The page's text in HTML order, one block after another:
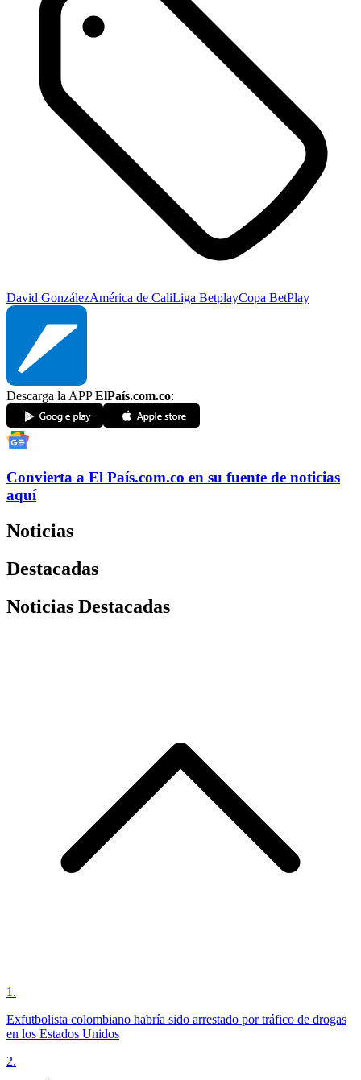
David GonzálezAmérica de CaliLiga BetplayCopa BetPlay
Descarga la APPElPaís.com.co:
Convierta a El País.com.co en su fuente de noticias
aquí
Noticias
Destacadas
Noticias Destacadas
1 .
Exfutbolista colombiano habría sido arrestado por tráfico de drogas
en los Estados Unidos
2.